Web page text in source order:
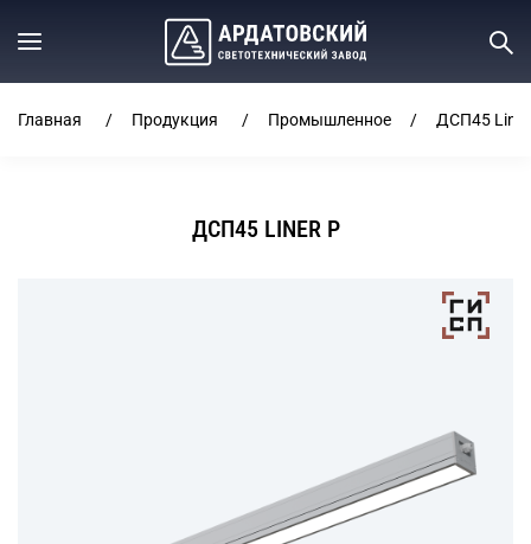
Главная Продукция Промышленное ДСП45
ДСП45 LINER P